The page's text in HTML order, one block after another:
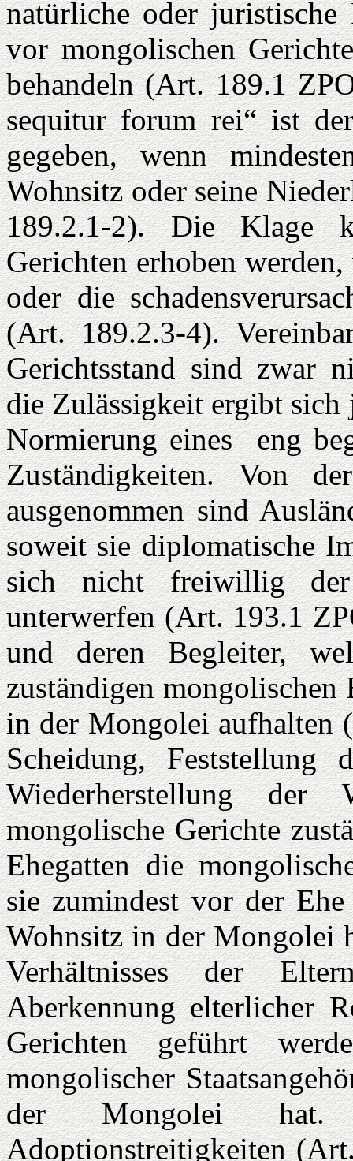
natürliche oder juristische
vor mongolischen
behandeln (Art. 189.1
sequitur forum rei“ ist
gegeben, wenn
Wohnsitz oder seine
189.2.1-2). Die Klage
Gerichten erhoben
oder die
(Art. 189.2.3-4).
Gerichtsstand sind zwar
die Zulässigkeit ergibt sich
Normierung eines eng
Zuständigkeiten. Von
ausgenommen sind
soweit sie diplomatische
sich nicht freiwillig der
unterwerfen (Art. 193.1
und deren Begleiter,
zuständigen
in der Mongolei aufhalten
Scheidung,
Wiederherstellung
mongolische Gerichte
Ehegatten die
sie zumindest vor der
Wohnsitz in der Mongolei
Verhältnisses der
Aberkennung elterlicher
Gerichten geführt
mongolischer
der Mongolei hat.
Adoptionstreitigkeiten